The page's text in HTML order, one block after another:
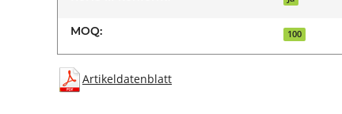
MOQ: 100
Artikeldatenblatt